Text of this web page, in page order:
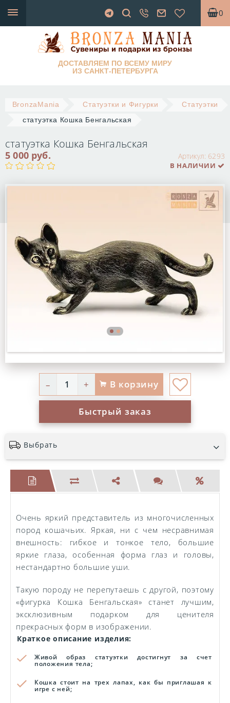
0
ДОСТАВЛЯЕМ ПО ВСЕМУ МИРУ
ИЗ САНКТ-ПЕТЕРБУРГА
BronzaMania Статуэтки и Фигурки
Статуэтки
статуэтка Кошка Бенгальская
статуэтка Кошка Бенгальская
Артикул: 6293
5 000 руб.
В НАЛИЧИИ
– + В корзину
Быстрый заказ
Выбрать
Очень яркий представитель из многочисленных
пород кошачьих. Яркая, ни с чем несравнимая
внешность: гибкое и тонкое тело, большие
яркие глаза, особенная форма глаз и головы,
нестандартно большие уши.
Такую породу не перепутаешь с другой, поэтому
«фигурка Кошка Бенгальская» станет лучшим,
эксклюзивным подарком для ценителя
прекрасных форм в изображении.
Краткое описание изделия:
Живой образ статуэтки достигнут за счет
положения тела;
Кошка стоит на трех лапах, как бы приглашая к
игре с ней;